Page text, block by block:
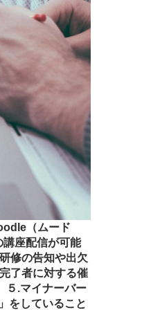
（ムード
座配信が可能
修の告知や出欠
了者に対する催
.マイナーバー
をしていること